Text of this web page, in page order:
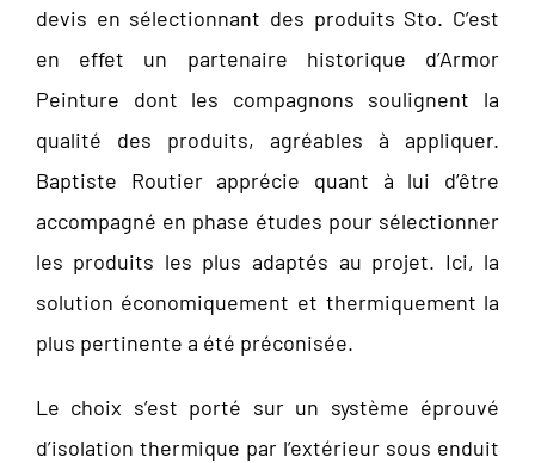
devis en sélectionnant des produits Sto. C’est
en effet un partenaire historique d’Armor
Peinture dont les compagnons soulignent la
qualité des produits, agréables à appliquer.
Baptiste Routier apprécie quant à lui d’être
accompagné en phase études pour sélectionner
les produits les plus adaptés au projet. Ici, la
solution économiquement et thermiquement la
plus pertinente a été préconisée.
Le choix s’est porté sur un système éprouvé
d’isolation thermique par l’extérieur sous enduit